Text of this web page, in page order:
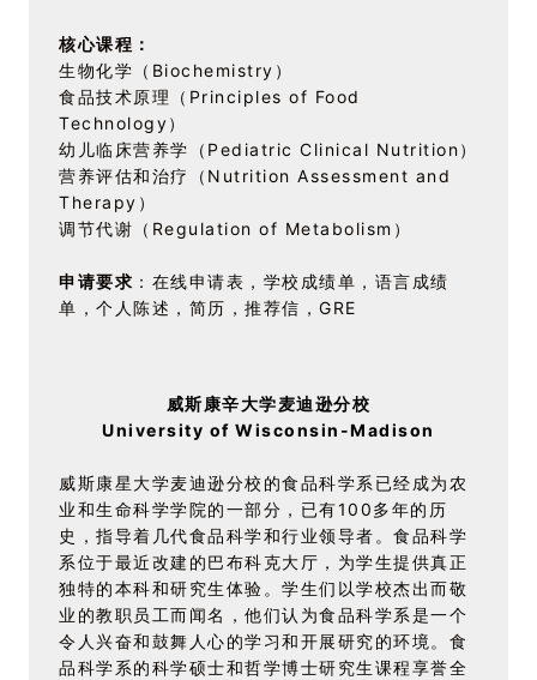
核心课程：
生物化学（Biochemistry）
食品技术原理（Principles of Food
Technology）
幼儿临床营养学（Pediatric Clinical Nutrition）
营养评估和治疗（Nutrition Assessment and
Therapy）
调节代谢（Regulation of Metabolism）
申请要求 ：在线申请表，学校成绩单，语言成绩
单，个人陈述，简历，推荐信，GRE
威斯康辛大学麦迪逊分校
University of Wisconsin-Madison
威斯康星大学麦迪逊分校的食品科学系已经成为农
业和生命科学学院的一部分，已有100多年的历
史，指导着几代食品科学和行业领导者。食品科学
系位于最近改建的巴布科克大厅，为学生提供真正
独特的本科和研究生体验。学生们以学校杰出而敬
业的教职员工而闻名，他们认为食品科学系是一个
令人兴奋和鼓舞人心的学习和开展研究的环境。食
品科学系的科学硕士和哲学博士研究生课程享誉全